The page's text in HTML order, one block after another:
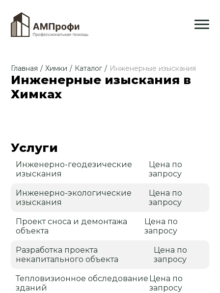
Главная / Химки / Каталог / Инженерные изыскания
Инженерные изыскания в
Химках
Услуги
Инженерно-геодезические
изыскания
Цена по
запросу
Инженерно-экологические
изыскания
Цена по
запросу
Проект сноса и демонтажа
объекта
Цена по
запросу
Разработка проекта
некапитального объекта
Цена по
запросу
Тепловизионное обследование
зданий
Цена по
запросу